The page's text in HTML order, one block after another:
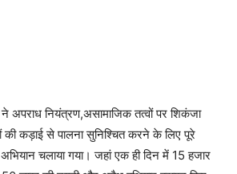
अपराध नियंत्रण,असामाजिक तत्वों पर शिकंजा
की कड़ाई से पालना सुनिश्चित करने के लिए पूरे
चलाया गया। जहां एक ही दिन में 15 हजार